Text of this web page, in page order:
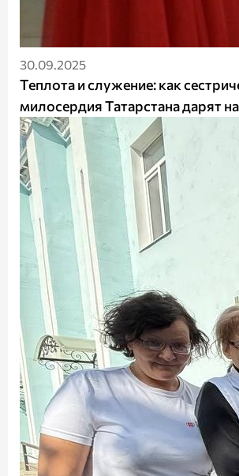
30.09.2025
Теплота и служение: как
милосердия Татарстана дарят